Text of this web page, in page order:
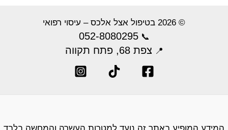
© 2026 בטיפול אצל אלכס – עיסוי רפואי
📞
052-8080295
📍 צפת 68, פתח תקווה